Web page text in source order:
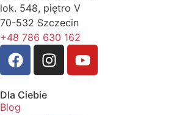
lok. 548, piętro V
70-532 Szczecin
+48 786 630 162
Dla Ciebie
Blog